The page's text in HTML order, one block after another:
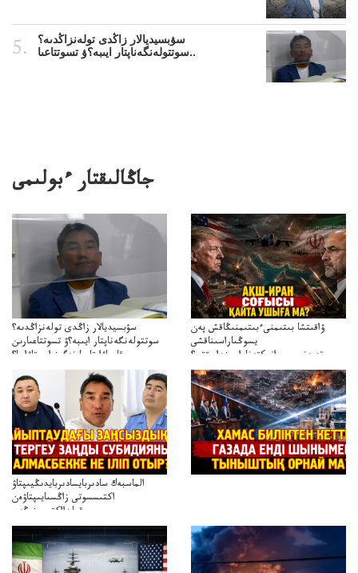
سۋبسيديالار زاڭدى تولەنزاڭدىە؟
سوتتولەنگەناپتار ايىبە؟ۋ تسوتتاعىا..
جاڭالىقتار ءبولىمى
سۋبسيديالار زاڭدى تولەنزاڭدىە؟
سوتتولەنگەناپتار ايىبە؟ۋ تسوتتاعىارىن
قايجاۋاپتارعا نەگىز ايىپتاۋا ما؟
تۇجىرىمدارىنقايتاقاراۋعانەگىزبولاالاما؟
ۋاقىتشا بىتىمنىءبىتىمنىڭاقش پەن
يسوڭىاراسىناقشى
تەپەنىرەسيرانىكتەناراسىنداعىقتى؟
تەكەتىرەسنەلىكتەنقايتاۋشىقتى؟
الماسبەك سادىربايسادىربايدىڭيىپتاۋ
اكتىسسوتى زاڭسىايىپتاۋەن
قولدااكتىسىنىڭەن
ميلليونزاڭسىزدىعىمەنقولدانوسىرىلگەنميلليوندار